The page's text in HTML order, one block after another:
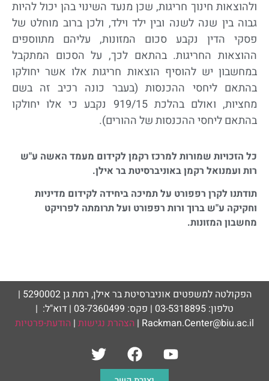
ולהוצאות חינוך חריגות, שכן מנעד השינוי בהן יכול להיות
גבוה בין שנה לשנה ובין ילד וילד, ולכן ברוב מוחלט של
פסקי הדין נקבע סכום המזונות, עליהם מתווספים
ההוצאות החריגות. בהתאם לכך, על הסכום המתקבל
במחשבון יש להוסיף הוצאות חריגות אלו אשר יחולקו
בהתאם ליחסי ההכנסות (בעבר כונה רכיב זה בשם
מחציות, ואולם בהלכת 919/15 נקבע כי אלו יחולקו
בהתאם ליחסי ההכנסות של ההורים).
כל הזכויות שמורות למרכז רקמן לקידום מעמד האשה ע"ש
רות ועמנואל רקמן באוניברסיטת בר אילן.
תודתנו לקרן רפפורט על תמיכה ביחידה לקידום מדיניות
וחקיקה ע"ש ברוך ורות רפפורט ועל תרומתה לפרויקט
מחשבון המזונות.
הפקולטה למשפטים אוניברסיטת בר אילן, רמת גן 5290002 |
טלפון: 03-5318895 | פקס: 03-7360499 | דוא"ל: |
Rackman.Center@biu.ac.il | הצהרת נגישות | הודעת-פרטיות